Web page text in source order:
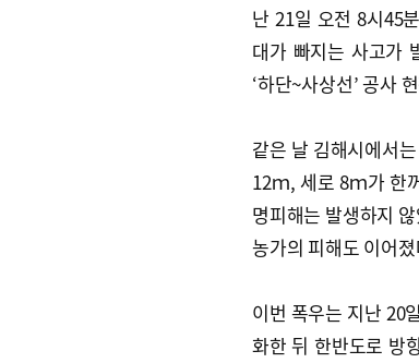
난 21일 오전 8시45
대가 빠지는 사고가
‘하단~사상선’ 공사
같은 날 김해시에서
12ｍ, 세로 8ｍ가 한
명피해는 발생하지
농가의 피해도 이어
이번 폭우는 지난 20
화한 뒤 한반도로 방